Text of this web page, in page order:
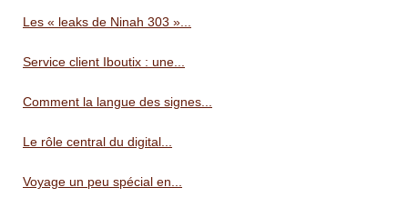
Les « leaks de Ninah 303 »...
Service client Iboutix : une...
Comment la langue des signes...
Le rôle central du digital...
Voyage un peu spécial en...